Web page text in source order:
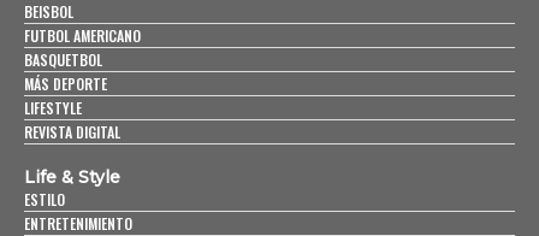
BEISBOL
FUTBOL AMERICANO
BASQUETBOL
MÁS DEPORTE
LIFESTYLE
REVISTA DIGITAL
Life & Style
ESTILO
ENTRETENIMIENTO